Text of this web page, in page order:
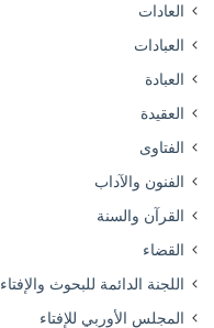
العادات
العبادات
العبادة
العقيدة
الفتاوى
الفنون والآداب
القرآن والسنة
القضاء
اللجنة الدائمة للبحوث والإفتاء
المجلس الأوربي للإفتاء